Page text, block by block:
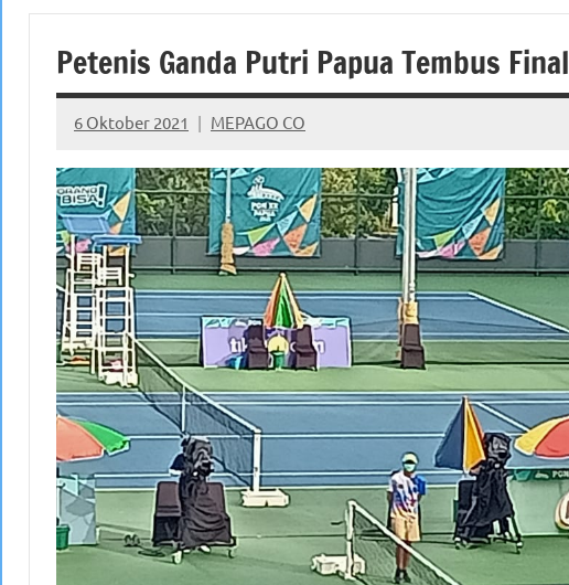
Petenis Ganda Putri Papua Tembus Final
6 Oktober 2021 MEPAGO CO
No
comments